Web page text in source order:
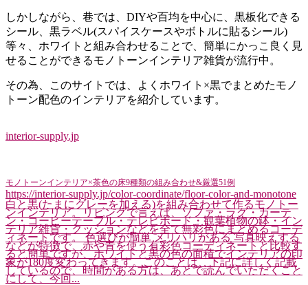
しかしながら、巷では、DIYや百均を中心に、黒板化できる
シール、黒ラベル(スパイスケースやボトルに貼るシール)
等々、ホワイトと組み合わせることで、簡単にかっこ良く見
せることができるモノトーンインテリア雑貨が流行中。
その為、このサイトでは、よくホワイト×黒でまとめたモノ
トーン配色のインテリアを紹介しています。
interior-supply.jp
モノトーンインテリア×茶色の床9種類の組み合わせ&厳選51例
https://interior-supply.jp/color-coordinate/floor-color-and-monotone
白と黒(たまにグレーを加える)を組み合わせて作るモノトー
ンインテリア。リビングで言えば、ソファ・ラグ・カーテ
ン・コーヒーテーブル・テレビボード・観葉植物の鉢・イン
テリア雑貨・クッションなどを全て無彩色にまとめるコーデ
ィネートです。 色選びが簡単 メリハリがある 写真映えする
などが特徴で、赤や青を使う有彩色コーディネートと比較す
ると簡単ですが、ホワイトと黒の色の面積でインテリアの印
象が180度変わってきます。このことは、下記に詳しく記載
しているので、時間がある方は、あとで読んでいただくこと
にして、今回...